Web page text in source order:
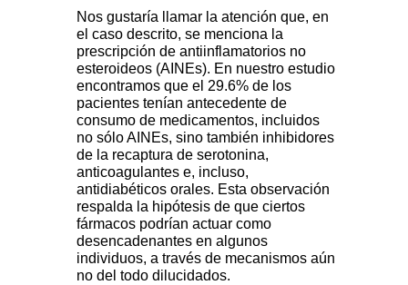
Nos gustaría llamar la atención que, en
el caso descrito, se menciona la
prescripción de antiinflamatorios no
esteroideos (AINEs). En nuestro estudio
encontramos que el 29.6% de los
pacientes tenían antecedente de
consumo de medicamentos, incluidos
no sólo AINEs, sino también inhibidores
de la recaptura de serotonina,
anticoagulantes e, incluso,
antidiabéticos orales. Esta observación
respalda la hipótesis de que ciertos
fármacos podrían actuar como
desencadenantes en algunos
individuos, a través de mecanismos aún
no del todo dilucidados.